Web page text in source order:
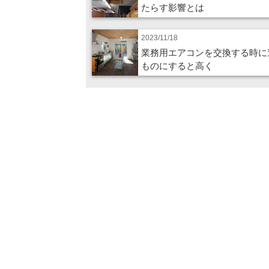
たらす影響とは
2023/11/18
業務用エアコンを交換する時に
ものにすると高く